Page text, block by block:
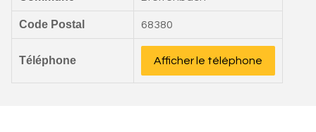
Code Postal 68380
Téléphone Afficher le téléphone